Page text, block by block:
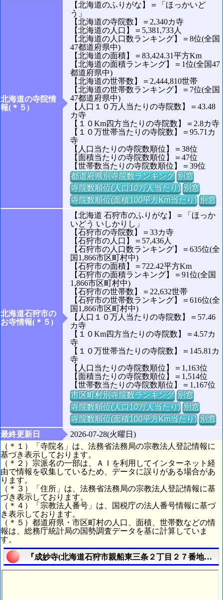
北海道の寺院情
報(＊５)
【北海道のふりがな】＝「ほっかいど
う」
【北海道の寺院数】＝2,340カ寺
【北海道の人口】＝5,381,733人
【北海道の人口数ランキング】＝8位(全国
47都道府県中)
【北海道の面積】＝83,424.31平方Km
【北海道の面積ランキング】＝1位(全国47
都道府県中)
【北海道の世帯数】＝2,444,810世帯
【北海道の世帯数ランキング】＝7位(全国
47都道府県中)
【人口１０万人当たりの寺院数】＝43.48
カ寺
【１０Km四方当たりの寺院数】＝2.8カ寺
【１０万世帯当たりの寺院数】＝95.71カ
寺
【人口当たりの寺院数順位】＝38位
【面積当たりの寺院数順位】＝47位
【世帯数当たりの寺院数順位】＝39位
都道府県別寺院数ランキング 別窓
寺院数順位(人口10万人当たり) 別窓
寺院数順位(面積100平方Km当たり) 別窓
北海道石狩市の
お寺情報(＊５)
【北海道 石狩市のふりがな】＝「ほっか
いどう いしかりし」
【石狩市の寺院数】＝33カ寺
【石狩市の人口】＝57,436人
【石狩市の人口数ランキング】＝635位(全
国1,866市区町村中)
【石狩市の面積】＝722.42平方Km
【石狩市の面積ランキング】＝91位(全国
1,866市区町村中)
【石狩市の世帯数】＝22,632世帯
【石狩市の世帯数ランキング】＝616位(全
国1,866市区町村中)
【人口１０万人当たりの寺院数】＝57.46
カ寺
【１０Km四方当たりの寺院数】＝4.57カ
寺
【１０万世帯当たりの寺院数】＝145.81カ
寺
【人口当たりの寺院数順位】＝1,163位
【面積当たりの寺院数順位】＝1,514位
【世帯数当たりの寺院数順位】＝1,167位
市区町村別寺院数ランキング 別窓
寺院数順位(人口10万人当たり) 別窓
寺院数順位(面積100平方Km当たり) 別窓
最終更新日
2026-07-28(火曜日)
（＊１）「寺院名」は、法務省法務局の宗教法人登記情報に
基づき表示しております。
（＊２）宗派名の一部は、ＡＩを利用してインターネット経
由で情報を収集しているため、データに誤りがある場合があ
ります。
（＊３）「住所」は、法務省法務局の宗教法人登記情報に基
づき表示しております。
（＊４）「宗教法人番号」は、国税庁の法人番号情報に基づ
き表示しております。
（＊５）都道府県・市区町村の人口、面積、世帯数などの情
報は、総務庁統計局の国勢調査データを基に計算していま
す。
『成妙寺(北海道石狩市親船東三条２丁目２７番地３